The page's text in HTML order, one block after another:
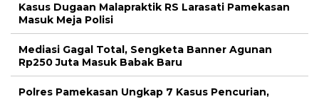
Kasus Dugaan Malapraktik RS Larasati Pamekasan
Masuk Meja Polisi
Mediasi Gagal Total, Sengketa Banner Agunan
Rp250 Juta Masuk Babak Baru
Polres Pamekasan Ungkap 7 Kasus Pencurian,